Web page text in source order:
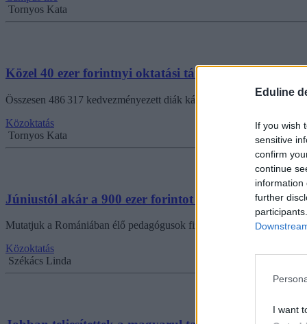
Eduline
If you wish
sensitive
confirm
continue
information
further
I want
Tornyos Kata
Közel 40 ezer forintnyi oktatási támogatást kapnak
Összesen 486 317 kedvezményezett diák kártyáját már
Közoktatás
Tornyos Kata
Júniustól akár a 900 ezer forintot is elérheti majd a
Mutatjuk a Romániában élő pedagógusok fizetésemelésének
Közoktatás
Székács Linda